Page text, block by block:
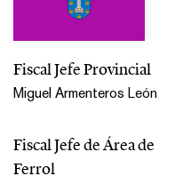
Fiscal Jefe Provincial
Miguel Armenteros León
Fiscal Jefe de Área de
Ferrol